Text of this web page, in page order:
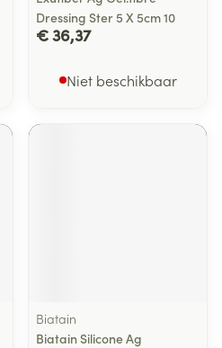
Dressing Ster 5 X 5cm 10
€ 36,37
Niet beschikbaar
Biatain
Biatain Silicone Ag